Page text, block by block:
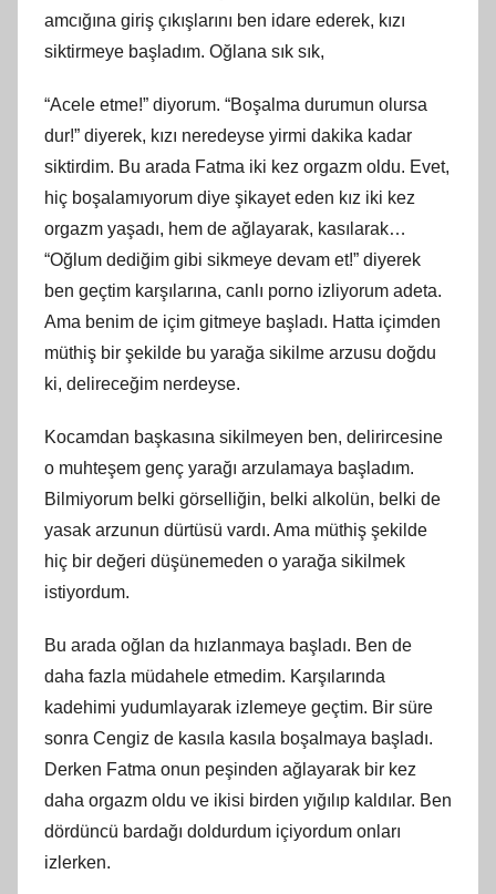
amcığına giriş çıkışlarını ben idare ederek, kızı
siktirmeye başladım. Oğlana sık sık,
“Acele etme!” diyorum. “Boşalma durumun olursa
dur!” diyerek, kızı neredeyse yirmi dakika kadar
siktirdim. Bu arada Fatma iki kez orgazm oldu. Evet,
hiç boşalamıyorum diye şikayet eden kız iki kez
orgazm yaşadı, hem de ağlayarak, kasılarak…
“Oğlum dediğim gibi sikmeye devam et!” diyerek
ben geçtim karşılarına, canlı porno izliyorum adeta.
Ama benim de içim gitmeye başladı. Hatta içimden
müthiş bir şekilde bu yarağa sikilme arzusu doğdu
ki, delireceğim nerdeyse.
Kocamdan başkasına sikilmeyen ben, delirircesine
o muhteşem genç yarağı arzulamaya başladım.
Bilmiyorum belki görselliğin, belki alkolün, belki de
yasak arzunun dürtüsü vardı. Ama müthiş şekilde
hiç bir değeri düşünemeden o yarağa sikilmek
istiyordum.
Bu arada oğlan da hızlanmaya başladı. Ben de
daha fazla müdahele etmedim. Karşılarında
kadehimi yudumlayarak izlemeye geçtim. Bir süre
sonra Cengiz de kasıla kasıla boşalmaya başladı.
Derken Fatma onun peşinden ağlayarak bir kez
daha orgazm oldu ve ikisi birden yığılıp kaldılar. Ben
dördüncü bardağı doldurdum içiyordum onları
izlerken.